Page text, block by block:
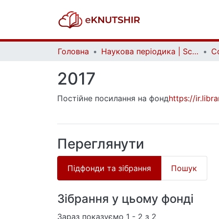
Головна Наукова періодика | Scientific periodicals
2017
Постійне посилання на фондhttps://
Переглянути
Підфонди та зібрання Пошук
Зібрання у цьому фонді
Зараз показуємо 1 - 2 з 2